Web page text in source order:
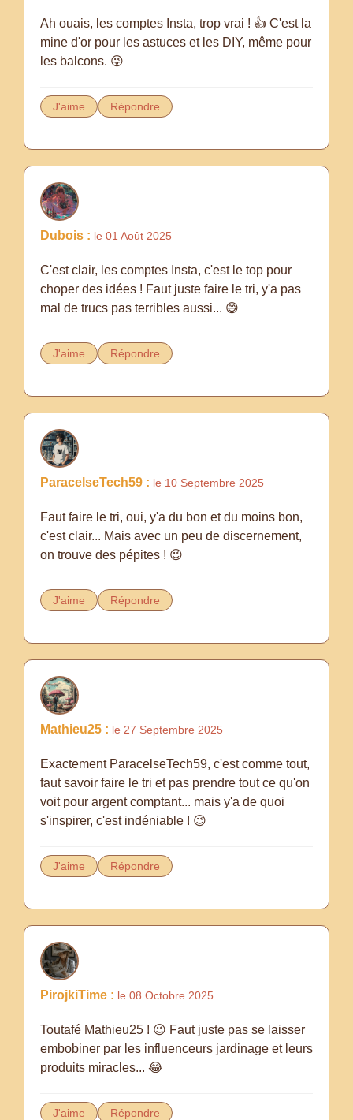
Ah ouais, les comptes Insta, trop vrai ! 👍 C'est la
mine d'or pour les astuces et les DIY, même pour
les balcons. 😜
J'aime Répondre
Dubois : le 01 Août 2025
C'est clair, les comptes Insta, c'est le top pour
choper des idées ! Faut juste faire le tri, y'a pas
mal de trucs pas terribles aussi... 😅
J'aime Répondre
ParacelseTech59 : le 10 Septembre 2025
Faut faire le tri, oui, y'a du bon et du moins bon,
c'est clair... Mais avec un peu de discernement,
on trouve des pépites ! 😉
J'aime Répondre
Mathieu25 : le 27 Septembre 2025
Exactement ParacelseTech59, c'est comme tout,
faut savoir faire le tri et pas prendre tout ce qu'on
voit pour argent comptant... mais y'a de quoi
s'inspirer, c'est indéniable ! 😉
J'aime Répondre
PirojkiTime : le 08 Octobre 2025
Toutafé Mathieu25 ! 😉 Faut juste pas se laisser
embobiner par les influenceurs jardinage et leurs
produits miracles... 😂
J'aime Répondre